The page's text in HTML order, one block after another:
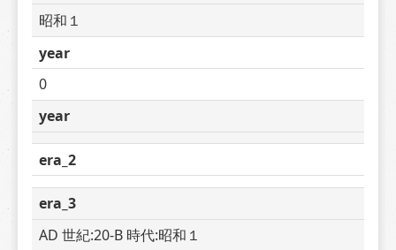
昭和１
year
0
year
era_2
era_3
AD 世紀:20-B 時代:昭和１